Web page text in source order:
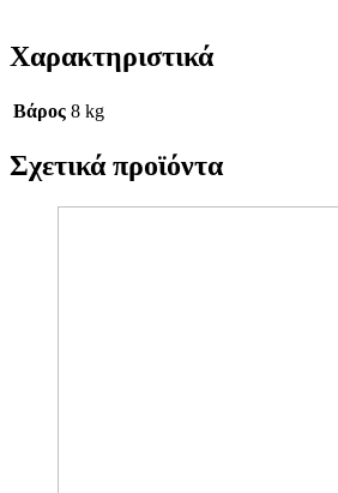
Χαρακτηριστικά
Βάρος 8 kg
Σχετικά προϊόντα